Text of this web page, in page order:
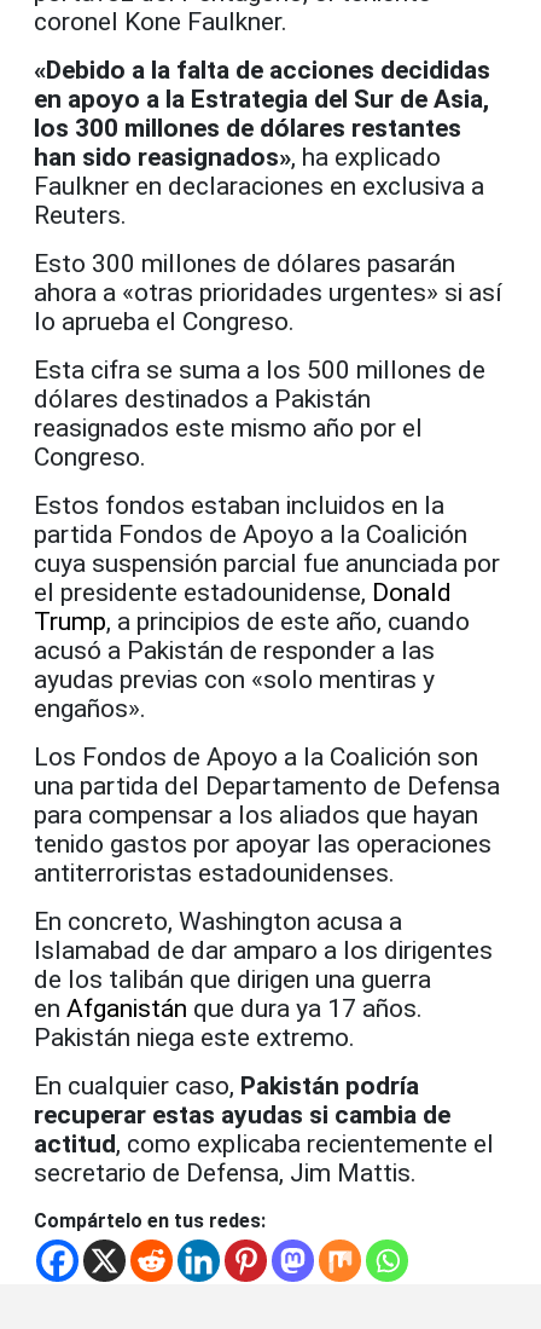
coronel Kone Faulkner.
«Debido a la falta de acciones decididas
en apoyo a la Estrategia del Sur de Asia,
los 300 millones de dólares restantes
han sido reasignados», ha explicado
Faulkner en declaraciones en exclusiva a
Reuters.
Esto 300 millones de dólares pasarán
ahora a «otras prioridades urgentes» si así
lo aprueba el Congreso.
Esta cifra se suma a los 500 millones de
dólares destinados a Pakistán
reasignados este mismo año por el
Congreso.
Estos fondos estaban incluidos en la
partida Fondos de Apoyo a la Coalición
cuya suspensión parcial fue anunciada por
el presidente estadounidense, Donald
Trump, a principios de este año, cuando
acusó a Pakistán de responder a las
ayudas previas con «solo mentiras y
engaños».
Los Fondos de Apoyo a la Coalición son
una partida del Departamento de Defensa
para compensar a los aliados que hayan
tenido gastos por apoyar las operaciones
antiterroristas estadounidenses.
En concreto, Washington acusa a
Islamabad de dar amparo a los dirigentes
de los talibán que dirigen una guerra
en Afganistán que dura ya 17 años.
Pakistán niega este extremo.
En cualquier caso, Pakistán podría
recuperar estas ayudas si cambia de
actitud, como explicaba recientemente el
secretario de Defensa, Jim Mattis.
Compártelo en tus redes: